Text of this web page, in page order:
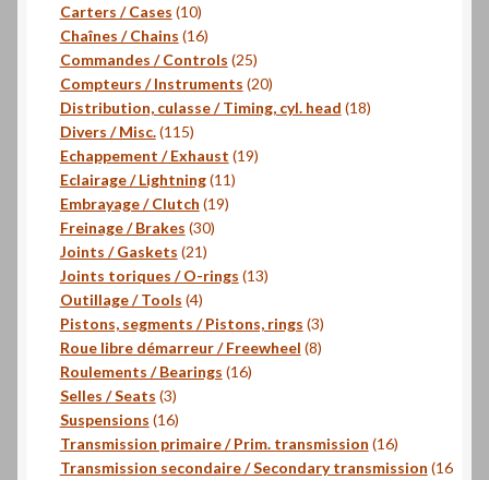
Carters / Cases 1010
produits
Chaînes / Chains 1616
produits
Commandes / Controls 2525
produits
Compteurs / Instruments 2020
produits
Distribution, culasse / Timing, cyl. head 1818
Divers / Misc. 115115
produits
Echappement / Exhaust 1919
Eclairage / Lightning 1111
Embrayage / Clutch 1919
Freinage / Brakes 3030
Joints / Gaskets 2121
produits
Joints toriques / O-rings 1313
Outillage / Tools 44
produits
Pistons, segments / Pistons, rings 33
produits
Roue libre démarreur / Freewheel 88
Roulements / Bearings 1616
Selles / Seats 33
produits
Suspensions 1616
produits
Transmission primaire / Prim. transmission 1616
produits
Transmission secondaire / Secondary transmission 16